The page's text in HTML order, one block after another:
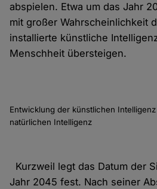
abspielen. Etwa um das Jahr
mit großer Wahrscheinlichkeit
installierte künstliche
Menschheit übersteigen.
Entwicklung der künstlichen
natürlichen Intelligenz
Kurzweil legt das Datum der
Jahr 2045 fest. Nach seiner